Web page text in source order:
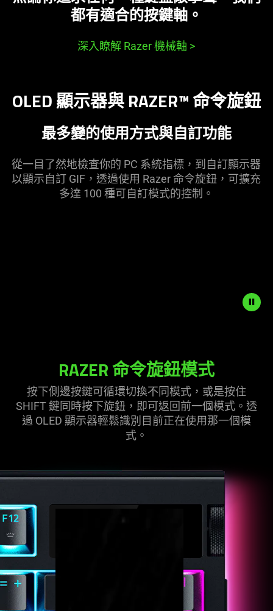
都有適合的按鍵軸。
深入瞭解 Razer 機械軸 >
OLED 顯示器與 RAZER™ 命令旋鈕
最多變的使用方式與自訂功能
從一目了然地檢查你的 PC 系統指標，到自訂顯示器
以顯示自訂 GIF，透過使用 Razer 命令旋鈕，可擴充
多達 100 種可自訂模式的控制 。
RAZER 命令旋鈕模式
按下側邊按鍵可循環切換不同模式，或是按住
SHIFT 鍵同時按下旋鈕，即可返回前一個模式。透
過 OLED 顯示器輕鬆識別目前正在使用那一個模
式。